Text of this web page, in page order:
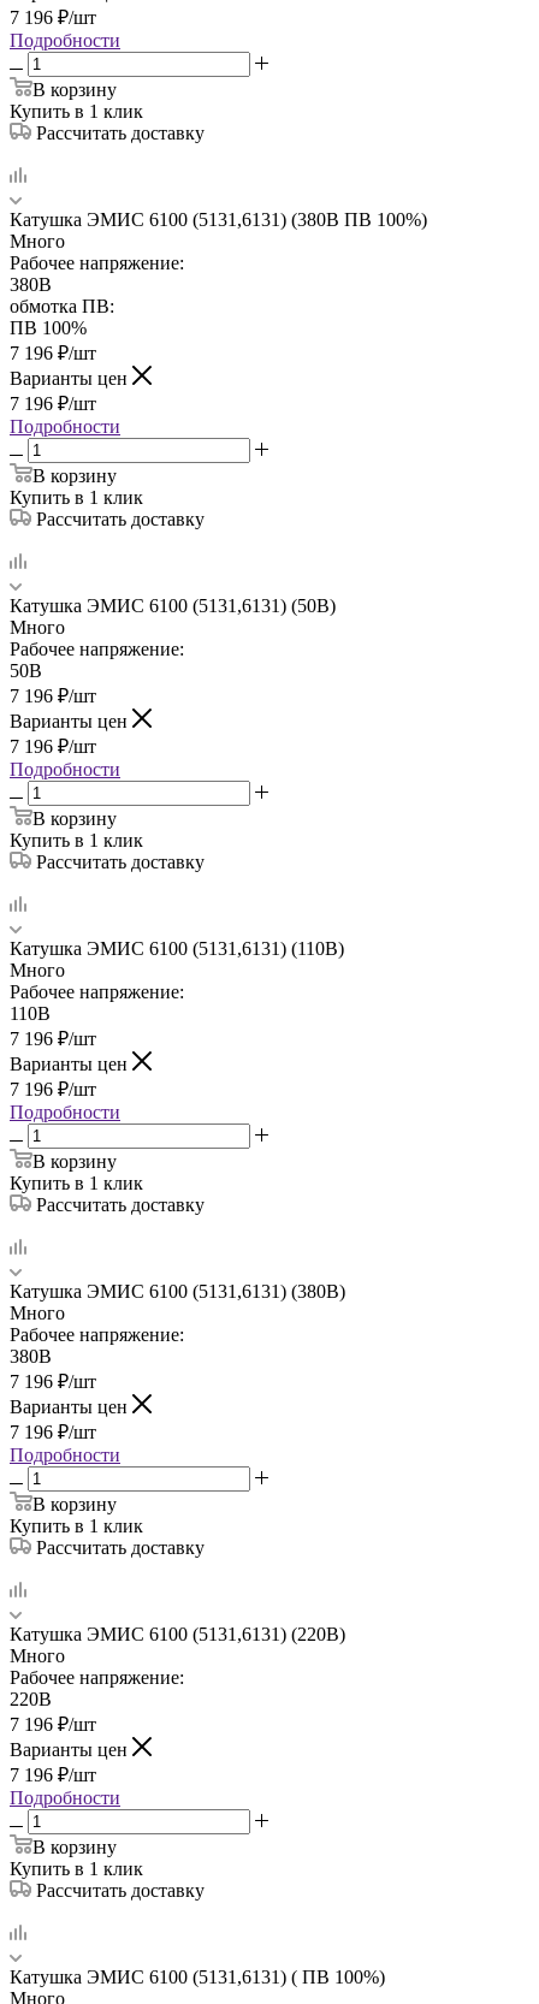
7 196 ₽/шт
Подробности
В корзину
Купить в 1 клик
Рассчитать доставку
Катушка ЭМИС 6100 (5131,6131) (380В ПВ 100%)
Много
Рабочее напряжение:
380В
обмотка ПВ:
ПВ 100%
7 196 ₽/шт
Варианты цен
7 196 ₽/шт
Подробности
В корзину
Купить в 1 клик
Рассчитать доставку
Катушка ЭМИС 6100 (5131,6131) (50В)
Много
Рабочее напряжение:
50В
7 196 ₽/шт
Варианты цен
7 196 ₽/шт
Подробности
В корзину
Купить в 1 клик
Рассчитать доставку
Катушка ЭМИС 6100 (5131,6131) (110В)
Много
Рабочее напряжение:
110В
7 196 ₽/шт
Варианты цен
7 196 ₽/шт
Подробности
В корзину
Купить в 1 клик
Рассчитать доставку
Катушка ЭМИС 6100 (5131,6131) (380В)
Много
Рабочее напряжение:
380В
7 196 ₽/шт
Варианты цен
7 196 ₽/шт
Подробности
В корзину
Купить в 1 клик
Рассчитать доставку
Катушка ЭМИС 6100 (5131,6131) (220В)
Много
Рабочее напряжение:
220В
7 196 ₽/шт
Варианты цен
7 196 ₽/шт
Подробности
В корзину
Купить в 1 клик
Рассчитать доставку
Катушка ЭМИС 6100 (5131,6131) ( ПВ 100%)
Много